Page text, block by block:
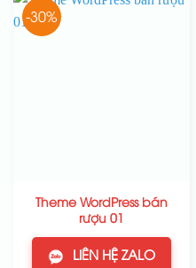
-30%
Theme WordPress bán
rượu 01
LIÊN HỆ ZALO